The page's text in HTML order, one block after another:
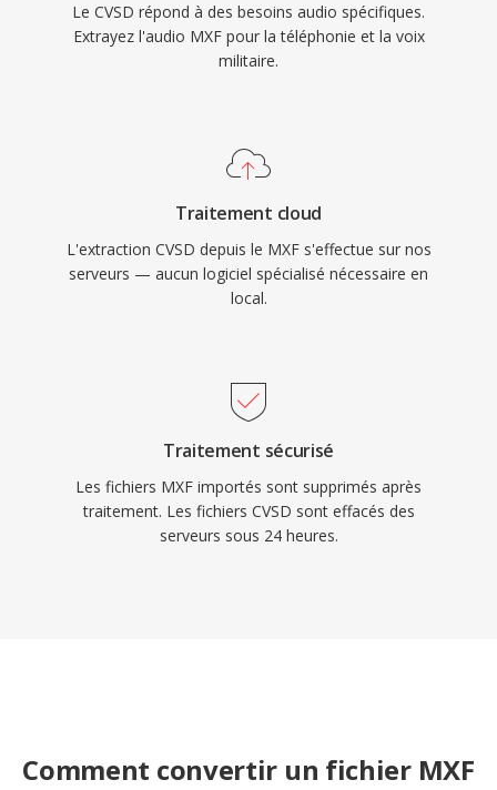
Le CVSD répond à des besoins audio spécifiques.
Extrayez l'audio MXF pour la téléphonie et la voix
militaire.
Traitement cloud
L'extraction CVSD depuis le MXF s'effectue sur nos
serveurs — aucun logiciel spécialisé nécessaire en
local.
Traitement sécurisé
Les fichiers MXF importés sont supprimés après
traitement. Les fichiers CVSD sont effacés des
serveurs sous 24 heures.
Comment convertir un fichier MXF